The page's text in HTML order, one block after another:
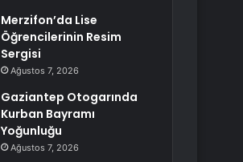
Merzifon’da Lise
Öğrencilerinin Resim
Sergisi
Ağustos 7, 2026
Gaziantep Otogarında
Kurban Bayramı
Yoğunluğu
Ağustos 7, 2026